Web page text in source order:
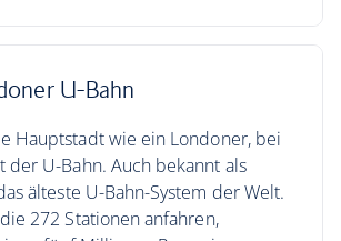
U-Bahn
Hauptstadt wie ein Londoner, bei
der U-Bahn. Auch bekannt als
älteste U-Bahn-System der Welt.
272 Stationen anfahren,